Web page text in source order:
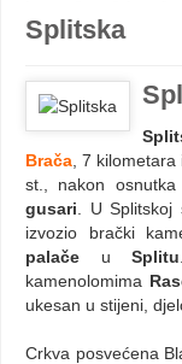
Splitska
Brača , 7
st., nakon
gusari . U
izvozio brački
palače uSplitu
kamenolomima
ukesan u stijeni,
Crkva posvećena